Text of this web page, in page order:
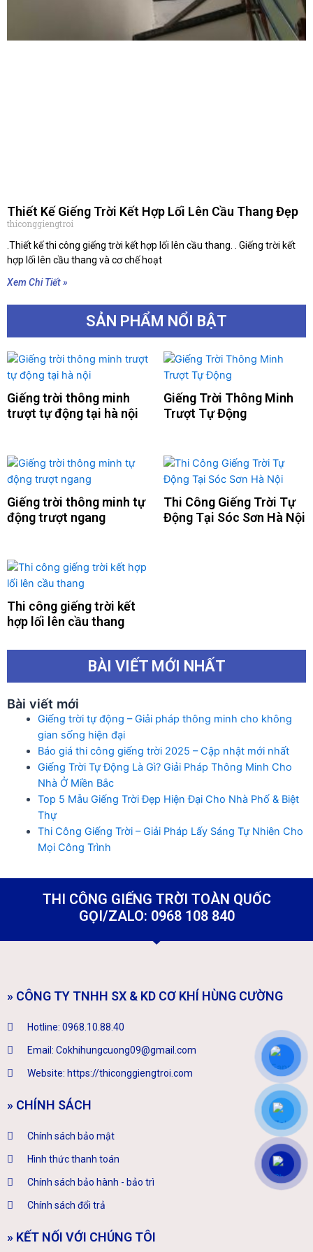
Thiết Kế Giếng Trời Kết Hợp Lối Lên Cầu Thang Đẹp
thiconggiengtroi
.Thiết kế thi công giếng trời kết hợp lối lên cầu thang. . Giếng trời kết
hợp lối lên cầu thang và cơ chế hoạt
Xem Chi Tiết »
SẢN PHẨM NỔI BẬT
Giếng trời thông minh
trượt tự động tại hà nội
Giếng Trời Thông Minh
Trượt Tự Động
Giếng trời thông minh tự
động trượt ngang
Thi Công Giếng Trời Tự
Động Tại Sóc Sơn Hà Nội
Thi công giếng trời kết
hợp lối lên cầu thang
BÀI VIẾT MỚI NHẤT
Bài viết mới
Giếng trời tự động – Giải pháp thông minh cho không
gian sống hiện đại
Báo giá thi công giếng trời 2025 – Cập nhật mới nhất
Giếng Trời Tự Động Là Gì? Giải Pháp Thông Minh Cho
Nhà Ở Miền Bắc
Top 5 Mẫu Giếng Trời Đẹp Hiện Đại Cho Nhà Phố & Biệt
Thự
Thi Công Giếng Trời – Giải Pháp Lấy Sáng Tự Nhiên Cho
Mọi Công Trình
THI CÔNG GIẾNG TRỜI TOÀN QUỐC
GỌI/ZALO: 0968 108 840
» CÔNG TY TNHH SX & KD CƠ KHÍ HÙNG CƯỜNG
Hotline: 0968.10.88.40
Email: Cokhihungcuong09@gmail.com
Website: https://thiconggiengtroi.com
» CHÍNH SÁCH
Chính sách bảo mật
Hình thức thanh toán
Chính sách bảo hành - bảo trì
Chính sách đổi trả
» KẾT NỐI VỚI CHÚNG TÔI